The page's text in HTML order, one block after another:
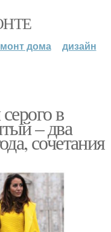
дома дизайн
в
– два
сочетания